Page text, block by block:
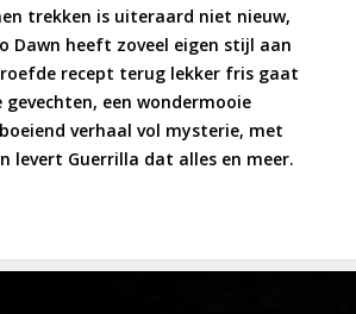
trekken is uiteraard niet nieuw,
Dawn heeft zoveel eigen stijl aan
recept terug lekker fris gaat
gevechten, een wondermooie
verhaal vol mysterie, met
levert Guerrilla dat alles en meer.